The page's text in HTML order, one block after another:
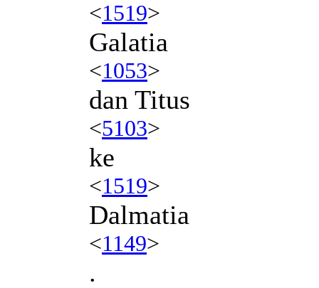
<1519>
Galatia
<1053>
dan Titus
<5103>
ke
<1519>
Dalmatia
<1149>
.